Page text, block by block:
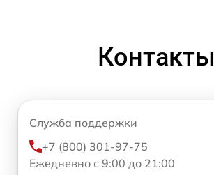
Контакты
Служба поддержки
+7 (800) 301-97-75
Ежедневно с 9:00 до 21:00